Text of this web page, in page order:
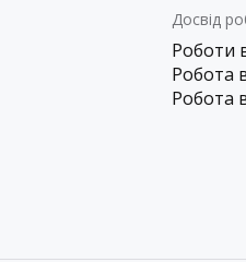
Досвід
Роботи
Робота
Робота